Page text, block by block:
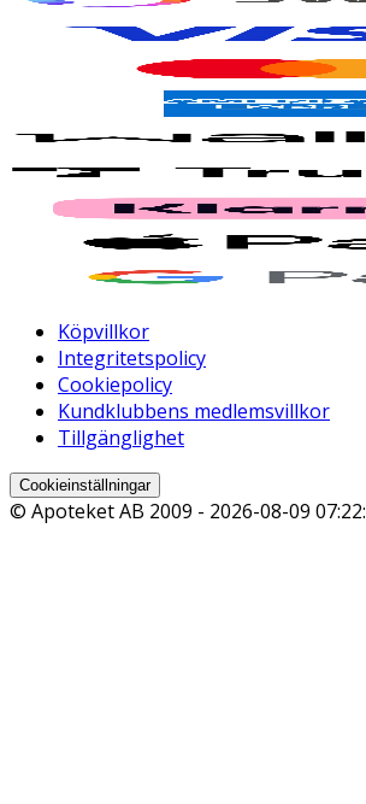
Köpvillkor
Integritetspolicy
Cookiepolicy
Kundklubbens medlemsvillkor
Tillgänglighet
Cookieinställningar
© Apoteket AB 2009 - 2026-08-09